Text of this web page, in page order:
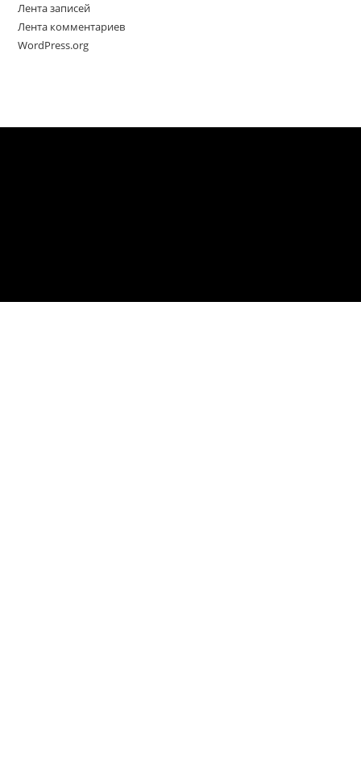
Лента записей
Лента комментариев
WordPress.org